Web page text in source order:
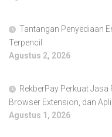
Tantangan Penyediaan
Terpencil
Agustus 2, 2026
RekberPay Perkuat Jasa
Browser Extension, dan
Agustus 1, 2026